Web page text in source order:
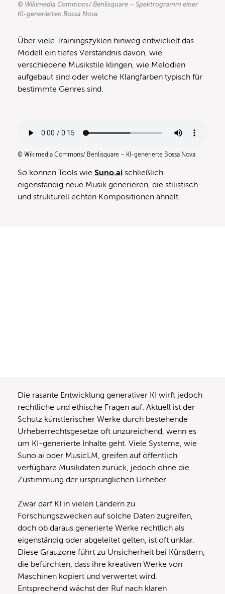
© Wikimedia Commons/ Benlisquare – Spektrogramm einer
KI-generierten Bossa Nova
Über viele Trainingszyklen hinweg entwickelt das
Modell ein tiefes Verständnis davon, wie
verschiedene Musikstile klingen, wie Melodien
aufgebaut sind oder welche Klangfarben typisch für
bestimmte Genres sind.
© Wikimedia Commons/ Benlisquare – KI-generierte Bossa Nova
So können Tools wie Suno.ai schließlich
eigenständig neue Musik generieren, die stilistisch
und strukturell echten Kompositionen ähnelt.
Die rasante Entwicklung generativer KI wirft jedoch
rechtliche und ethische Fragen auf. Aktuell ist der
Schutz künstlerischer Werke durch bestehende
Urheberrechtsgesetze oft unzureichend, wenn es
um KI-generierte Inhalte geht. Viele Systeme, wie
Suno.ai oder MusicLM, greifen auf öffentlich
verfügbare Musikdaten zurück, jedoch ohne die
Zustimmung der ursprünglichen Urheber.
Zwar darf KI in vielen Ländern zu
Forschungszwecken auf solche Daten zugreifen,
doch ob daraus generierte Werke rechtlich als
eigenständig oder abgeleitet gelten, ist oft unklar.
Diese Grauzone führt zu Unsicherheit bei Künstlern,
die befürchten, dass ihre kreativen Werke von
Maschinen kopiert und verwertet wird.
Entsprechend wächst der Ruf nach klaren